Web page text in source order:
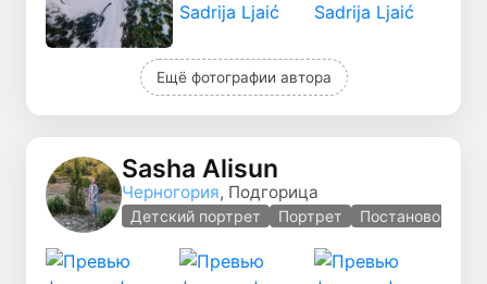
Ещё фотографии автора
Sasha Alisun
Черногория, Подгорица
Детский портрет Портрет Постановочная